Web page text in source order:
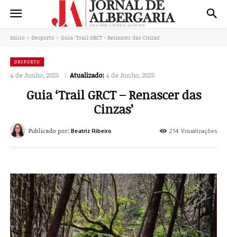
Início Desporto Guia ‘Trail GRCT - Renascer das Cinzas’
DESPORTO
4 de Junho, 2025 Atualizado:4 de Junho, 2025
Guia ‘Trail GRCT – Renascer das
Cinzas’
214 Visualizações
Publicado por: Beatriz Ribeiro